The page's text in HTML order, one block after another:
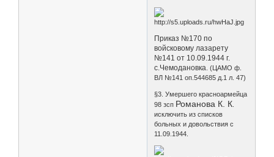
Приказ №170 по
войсковому лазарету
№141 от 10.09.1944 г.
с.Чемодановка . (ЦАМО ф.
ВЛ №141 оп.544685 д.1 л. 47)
§3. Умершего красноармейца
98 зсп Романова К. К
исключить из списков
больных и довольствия с
11.09.1944.